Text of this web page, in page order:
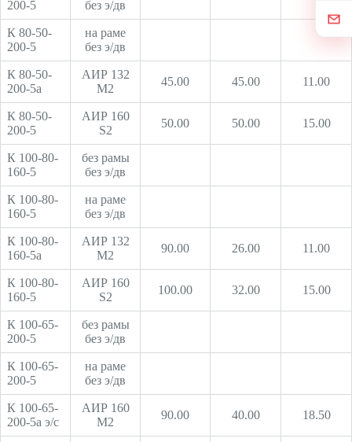
200-5 без э/дв
К 80-50-
200-5
на раме
без э/дв
К 80-50-
200-5а
АИР 132
М2
45.00 45.00 11.00
К 80-50-
200-5
АИР 160
S2
50.00 50.00 15.00
К 100-80-
160-5
без рамы
без э/дв
К 100-80-
160-5
на раме
без э/дв
К 100-80-
160-5а
АИР 132
М2
90.00 26.00 11.00
К 100-80-
160-5
АИР 160
S2
100.00 32.00 15.00
К 100-65-
200-5
без рамы
без э/дв
К 100-65-
200-5
на раме
без э/дв
К 100-65-
200-5а э/с
АИР 160
М2
90.00 40.00 18.50